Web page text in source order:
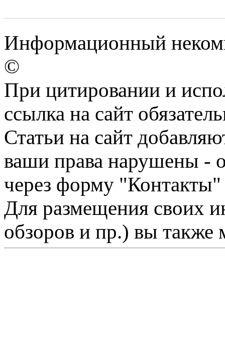
Информационный
©
При цитировании и
ссылка на сайт
Статьи на сайт
ваши права нарушены -
через форму "Контакты"
Для размещения своих
обзоров и пр.) вы также